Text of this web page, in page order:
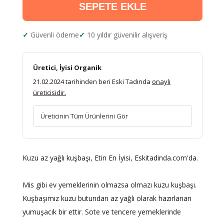
SEPETE EKLE
Güvenli ödeme 10 yıldır güvenilir alışveriş
Üretici, İyisi Organik
21.02.2024 tarihinden beri Eski Tadında onaylı
üreticisidir.
Üreticinin Tüm Ürünlerini Gör
Kuzu az yağlı kuşbaşı, Etin En İyisi, Eskitadinda.com'da.
Mis gibi ev yemeklerinin olmazsa olmazı kuzu kuşbaşı.
Kuşbaşımız kuzu butundan az yağlı olarak hazırlanan
yumuşacık bir ettir. Sote ve tencere yemeklerinde